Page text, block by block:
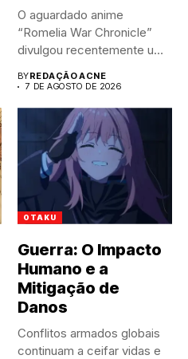
O aguardado anime
“Romelia War Chronicle”
divulgou recentemente um
trailer impactante,
revelando...
BYREDAÇÃO ACNE
7 DE AGOSTO DE 2026
OTAKU
Guerra: O Impacto
Humano e a
Mitigação de
Danos
Conflitos armados globais
continuam a ceifar vidas e